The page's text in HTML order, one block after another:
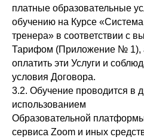
платные образовательные
обучению на Курсе
тренера» в соответствии с
Тарифом (Приложение № 1), а
оплатить эти Услуги и
условия Договора.
3.2. Обучение проводится в
использованием
Образовательной
сервиса Zoom и иных